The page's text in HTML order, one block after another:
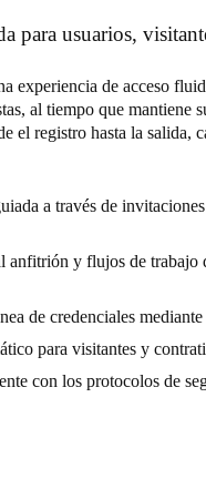
para usuarios,
experiencia de acceso
al tiempo que mantiene
el registro hasta la salida,
a través de
anfitrión y flujos de trabajo
de credenciales
para visitantes y
con los protocolos de